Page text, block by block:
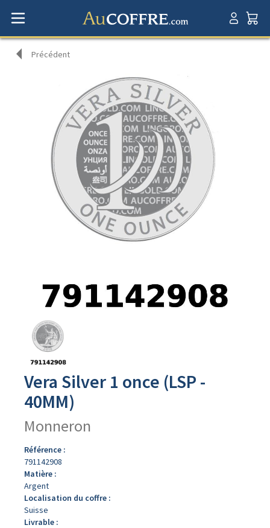
Précédent
produit
Vera Silver 1 once (LSP -
40MM)
Monneron
Référence :
791142908
Matière :
Argent
Localisation du coffre :
Suisse
Livrable :